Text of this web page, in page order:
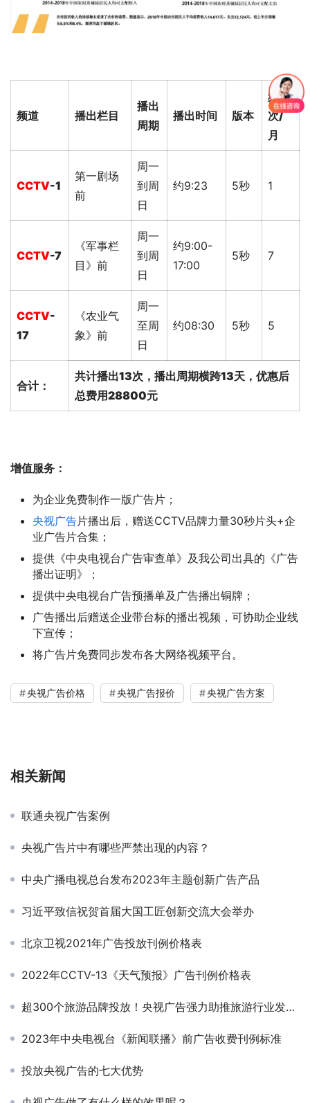
频道 播出栏目
播出
周期
播出时间 版本
频
次/
月
CCTV-1
第一剧场
前
周一
到周
日
约9:23 5秒 1
CCTV-7
《军事栏
目》前
周一
到周
日
约9:00-
17:00
5秒 7
CCTV-
17
《农业气
象》前
周一
至周
日
约08:30 5秒 5
合计：
共计播出13次，播出周期横跨13天，优惠后
总费用28800元
增值服务：
为企业免费制作一版广告片；
央视广告片播出后，赠送CCTV品牌力量30秒片头+企
业广告片合集；
提供《中央电视台广告审查单》及我公司出具的《广告
播出证明》；
提供中央电视台广告预播单及广告播出铜牌；
广告播出后赠送企业带台标的播出视频，可协助企业线
下宣传；
将广告片免费同步发布各大网络视频平台。
央视广告价格 央视广告报价 央视广告方案
相关新闻
联通央视广告案例
央视广告片中有哪些严禁出现的内容？
中央广播电视总台发布2023年主题创新广告产品
习近平致信祝贺首届大国工匠创新交流大会举办
北京卫视2021年广告投放刊例价格表
2022年CCTV-13《天气预报》广告刊例价格表
超300个旅游品牌投放！央视广告强力助推旅游行业发展复苏
2023年中央电视台《新闻联播》前广告收费刊例标准
投放央视广告的七大优势